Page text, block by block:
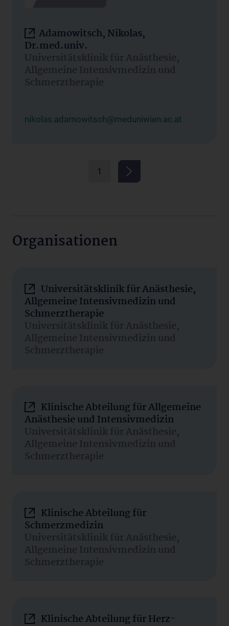
Adamowitsch, Nikolas,
Dr.med.univ.
Universitätsklinik für Anästhesie,
Allgemeine Intensivmedizin und
Schmerztherapie
nikolas.adamowitsch@meduniwien.ac.at
1
Organisationen
Universitätsklinik für Anästhesie,
Allgemeine Intensivmedizin und
Schmerztherapie
Universitätsklinik für Anästhesie,
Allgemeine Intensivmedizin und
Schmerztherapie
Klinische Abteilung für Allgemeine
Anästhesie und Intensivmedizin
Universitätsklinik für Anästhesie,
Allgemeine Intensivmedizin und
Schmerztherapie
Klinische Abteilung für
Schmerzmedizin
Universitätsklinik für Anästhesie,
Allgemeine Intensivmedizin und
Schmerztherapie
Klinische Abteilung für Herz-